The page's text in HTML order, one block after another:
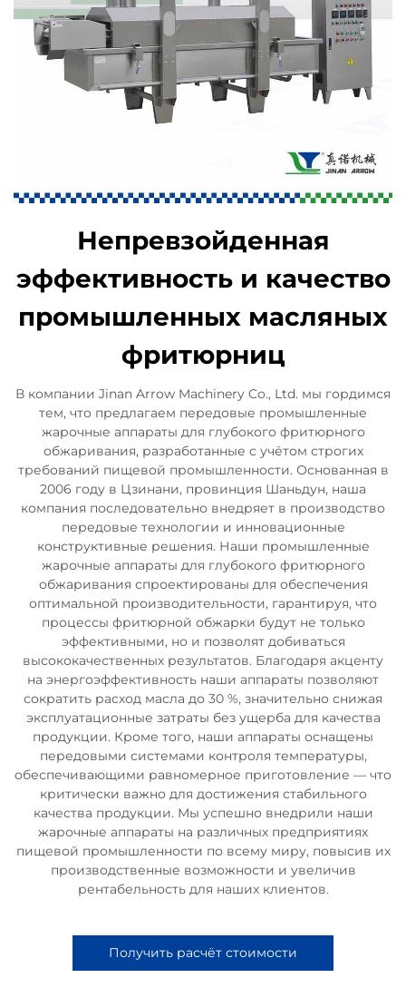
Непревзойденная
эффективность и качество
промышленных масляных
фритюрниц
В компании Jinan Arrow Machinery Co., Ltd. мы гордимся
тем, что предлагаем передовые промышленные
жарочные аппараты для глубокого фритюрного
обжаривания, разработанные с учётом строгих
требований пищевой промышленности. Основанная в
2006 году в Цзинани, провинция Шаньдун, наша
компания последовательно внедряет в производство
передовые технологии и инновационные
конструктивные решения. Наши промышленные
жарочные аппараты для глубокого фритюрного
обжаривания спроектированы для обеспечения
оптимальной производительности, гарантируя, что
процессы фритюрной обжарки будут не только
эффективными, но и позволят добиваться
высококачественных результатов. Благодаря акценту
на энергоэффективность наши аппараты позволяют
сократить расход масла до 30 %, значительно снижая
эксплуатационные затраты без ущерба для качества
продукции. Кроме того, наши аппараты оснащены
передовыми системами контроля температуры,
обеспечивающими равномерное приготовление — что
критически важно для достижения стабильного
качества продукции. Мы успешно внедрили наши
жарочные аппараты на различных предприятиях
пищевой промышленности по всему миру, повысив их
производственные возможности и увеличив
рентабельность для наших клиентов.
Получить расчёт стоимости